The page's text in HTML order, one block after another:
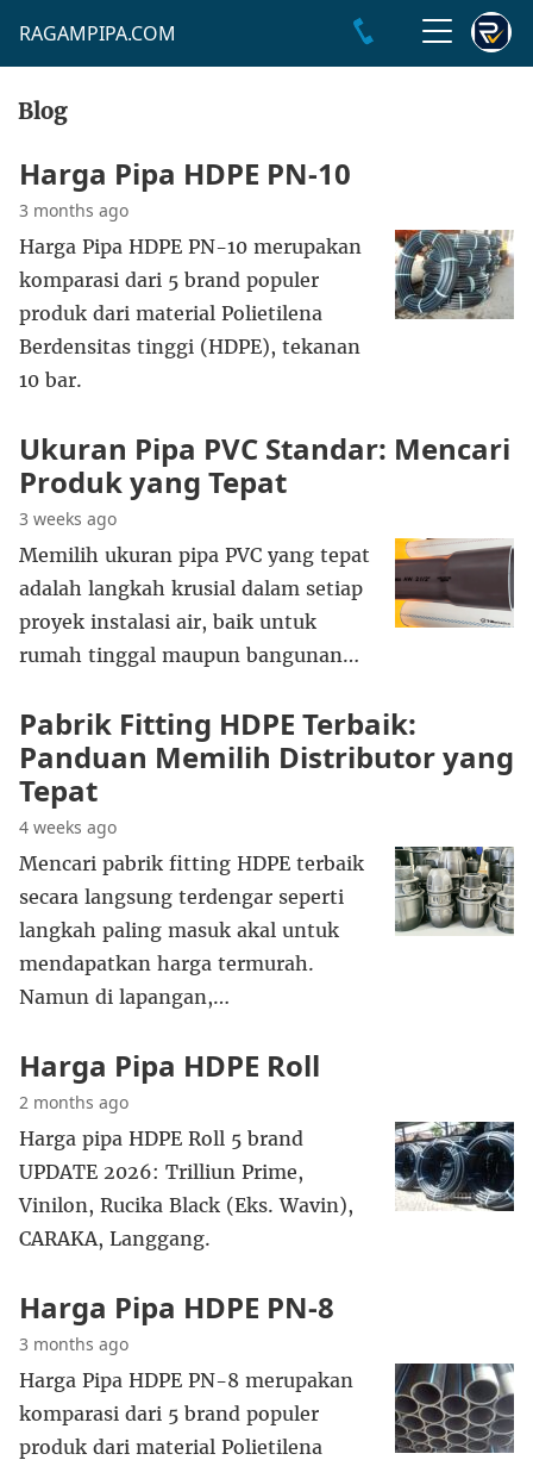
RAGAMPIPA.COM
Blog
Harga Pipa HDPE PN-10
3 months ago
Harga Pipa HDPE PN-10 merupakan
komparasi dari 5 brand populer
produk dari material Polietilena
Berdensitas tinggi (HDPE), tekanan
10 bar.
Ukuran Pipa PVC Standar: Mencari
Produk yang Tepat
3 weeks ago
Memilih ukuran pipa PVC yang tepat
adalah langkah krusial dalam setiap
proyek instalasi air, baik untuk
rumah tinggal maupun bangunan…
Pabrik Fitting HDPE Terbaik:
Panduan Memilih Distributor yang
Tepat
4 weeks ago
Mencari pabrik fitting HDPE terbaik
secara langsung terdengar seperti
langkah paling masuk akal untuk
mendapatkan harga termurah.
Namun di lapangan,…
Harga Pipa HDPE Roll
2 months ago
Harga pipa HDPE Roll 5 brand
UPDATE 2026: Trilliun Prime,
Vinilon, Rucika Black (Eks. Wavin),
CARAKA, Langgang.
Harga Pipa HDPE PN-8
3 months ago
Harga Pipa HDPE PN-8 merupakan
komparasi dari 5 brand populer
produk dari material Polietilena